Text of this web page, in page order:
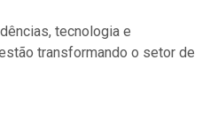
tecnologia e
transformando o setor de